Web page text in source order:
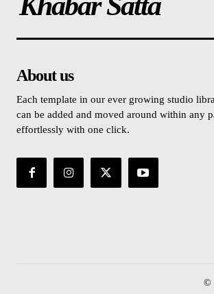
About us
Each template in our ever growing studio
can be added and moved around within any
effortlessly with one click.
©